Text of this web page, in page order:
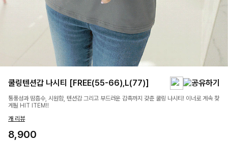
쿨링텐션갑 나시티 [FREE(55-66),L(77)]
통풍성과 땀흡수, 시원함, 텐션감 그리고 부드러운 감촉까지 갖춘 쿨링 나시티! 이너로 계속 찾
게될 HIT ITEM!!
개 리뷰
8,900